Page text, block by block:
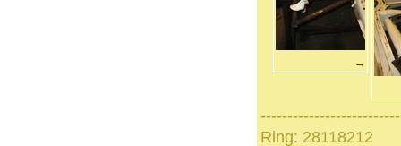
→
Ring: 28118212